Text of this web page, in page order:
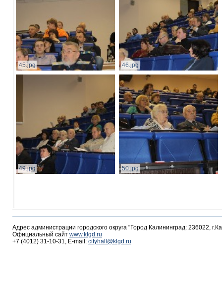
45.jpg 46.jpg
49.jpg 50.jpg
Адрес администрации городского округа "Город Калининград: 236022,
Официальный сайт www.klgd.ru
+7 (4012) 31-10-31, E-mail: cityhall@klgd.ru